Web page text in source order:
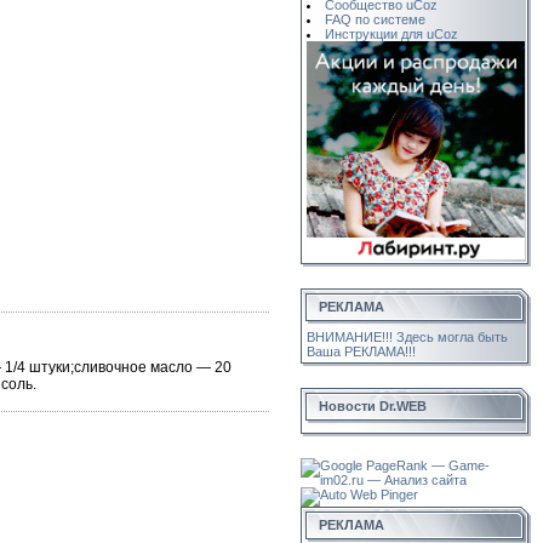
4 штуки;сливочное масло — 20
Сообщество uCoz
FAQ по системе
Инструкции для uCoz
РЕКЛАМА
ВНИМАНИЕ!!! Здесь могла быть
Ваша РЕКЛАМА!!!
Новости Dr.WEB
РЕКЛАМА